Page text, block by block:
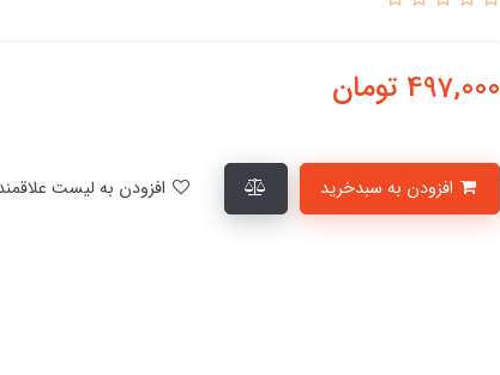
497,000 تومان